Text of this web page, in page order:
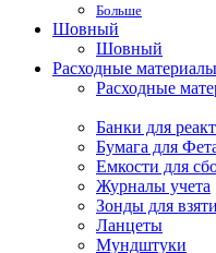
Больше
Шовный
Шовный
Расходные
Расходные
Банки для
Бумага для
Емкости для
Журналы учета
Зонды для
Ланцеты
Мундштуки